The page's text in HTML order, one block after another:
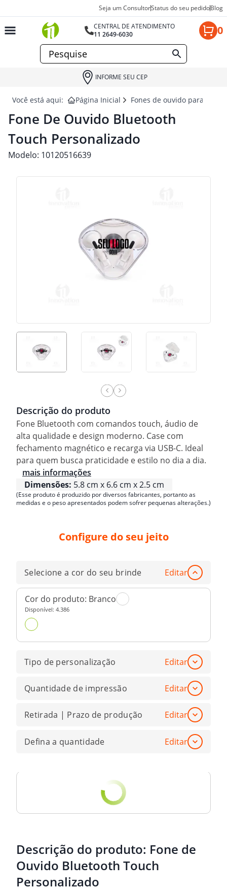
Seja um ConsultorStatus do seu pedidoBlog
CENTRAL DE ATENDIMENTO
11 2649-6030
0
INFORME SEU CEP
Você está aqui: Página Inicial Fones de ouvido para
Fone De Ouvido Bluetooth
Touch Personalizado
Modelo: 10120516639
Descrição do produto
Fone Bluetooth com comandos touch, áudio de
alta qualidade e design moderno. Case com
fechamento magnético e recarga via USB-C. Ideal
para quem busca praticidade e estilo no dia a dia.
mais informações
Dimensões: 5.8 cm x 6.6 cm x 2.5 cm
(Esse produto é produzido por diversos fabricantes, portanto as
medidas e o peso apresentados podem sofrer pequenas alterações.)
Configure do seu jeito
Selecione a cor do seu brinde Editar
Cor do produto: Branco
Disponível: 4.386
Tipo de personalização Editar
Quantidade de impressão Editar
Retirada | Prazo de produção Editar
Defina a quantidade Editar
Descrição do produto: Fone de
Ouvido Bluetooth Touch
Personalizado